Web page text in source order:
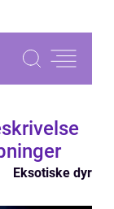
Eksotiske dyr